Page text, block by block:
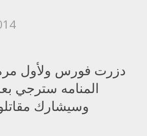
دزرت فورس ولأول
المنامه سترجي
وسيشارك